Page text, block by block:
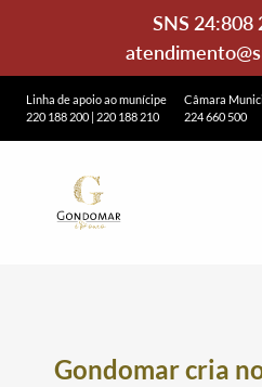
SNS 24:808
Linha de apoio ao munícipe
220 188 200| 220 188 210
Câmara
224 660 500
Gondomar cria